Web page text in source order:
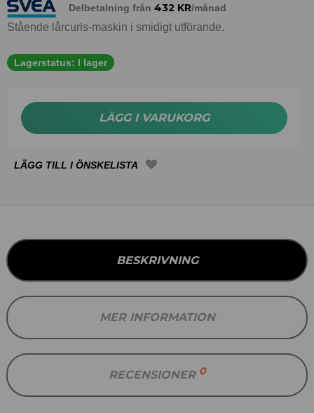
Delbetalning från 432 KR/månad
Stående lårcurls-maskin i smidigt utförande.
Lagerstatus: I lager
LÄGG I VARUKORG
BESKRIVNING
MER INFORMATION
RECENSIONER 0